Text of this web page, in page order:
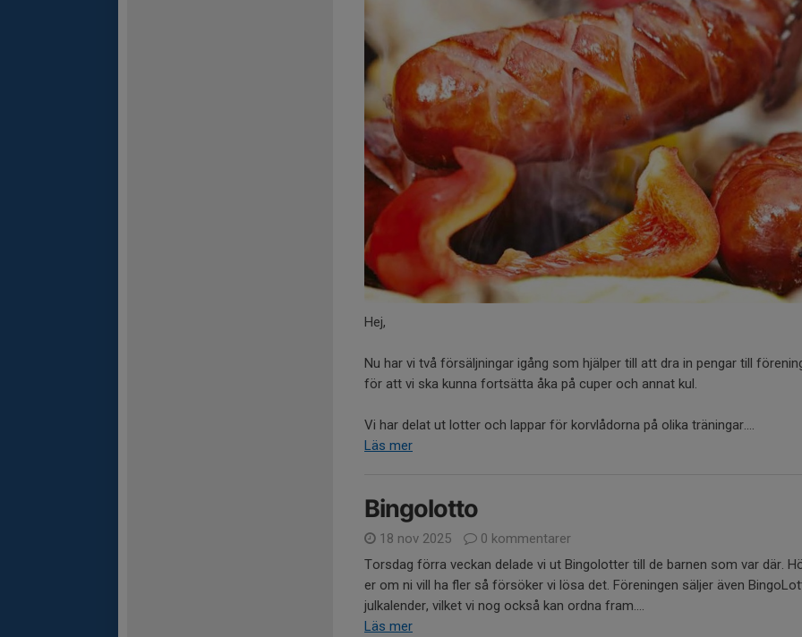
Hej,
Nu har vi två försäljningar igång som hjälper till att dra in pengar till
för att vi ska kunna fortsätta åka på cuper och annat kul.
Vi har delat ut lotter och lappar för korvlådorna på olika träningar....
Läs mer
Bingolotto
18 nov 2025
0 kommentarer
Torsdag förra veckan delade vi ut Bingolotter till de barnen som var där.
er om ni vill ha fler så försöker vi lösa det. Föreningen säljer även
julkalender, vilket vi nog också kan ordna fram....
Läs mer